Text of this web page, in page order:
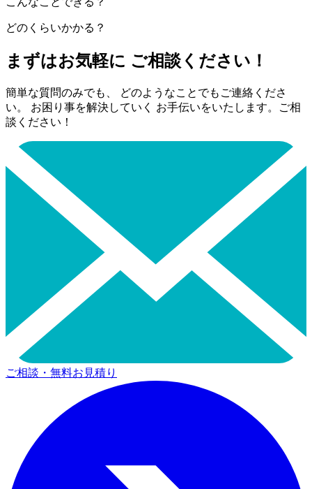
どのくらいかかる？
まずはお気軽に ご相談ください！
簡単な質問のみでも、 どのようなことでもご連絡くださ
い。 お困り事を解決していく お手伝いをいたします。ご相
談ください！
ご相談・無料お見積り